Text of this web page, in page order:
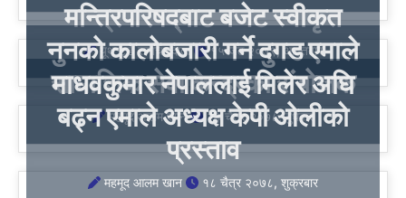
मन्त्रिपरिषद्‌‌बाट बजेट स्वीकृत
यूथ टुडे समाचारदाता १५ जेठ २०७९, आइतबार
नुनको कालोबजारी गर्ने दुगड एमाले
सामाजिक सेवा केन्द्रका संयोजक
महमूद आलम खान २३ चैत्र २०७८, बुधवार
माधवकुमार नेपाललाई मिलेर अघि
बढ्न एमाले अध्यक्ष केपी ओलीको
प्रस्ताव
महमूद आलम खान १८ चैत्र २०७८, शुक्रबार